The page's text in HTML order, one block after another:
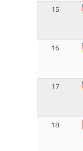
15
16
17
18